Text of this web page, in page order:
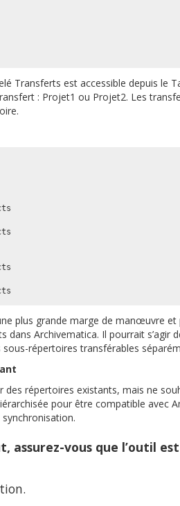
Transferts est accessible depuis le
: Projet1 ou Projet2. Les
plus grande marge de manœuvre
dans Archivematica. Il pourrait s’agir
sous-répertoires transférables
des répertoires existants, mais ne
pour être compatible avec
synchronisation.
assurez-vous que l’outil